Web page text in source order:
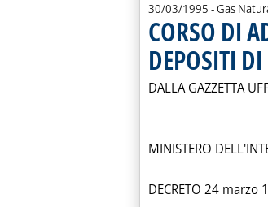
30/03/1995 - Gas
CORSO DI
DEPOSITI
DALLA GAZZETTA
MINISTERO
DECRETO 24 marzo